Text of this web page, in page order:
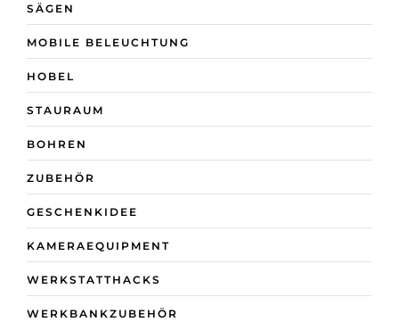
SÄGEN
MOBILE BELEUCHTUNG
HOBEL
STAURAUM
BOHREN
ZUBEHÖR
GESCHENKIDEE
KAMERAEQUIPMENT
WERKSTATTHACKS
WERKBANKZUBEHÖR